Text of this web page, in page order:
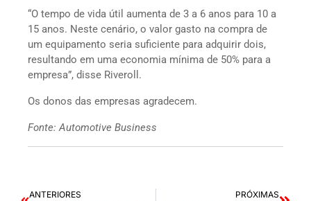
“O tempo de vida útil aumenta de 3 a 6 anos para 10 a
15 anos. Neste cenário, o valor gasto na compra de
um equipamento seria suficiente para adquirir dois,
resultando em uma economia mínima de 50% para a
empresa”, disse Riveroll.
Os donos das empresas agradecem.
Fonte: Automotive Business
ANTERIORES PRÓXIMAS